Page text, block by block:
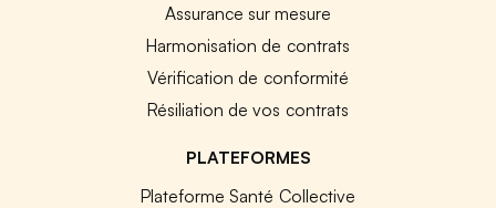
Assurance sur mesure
Harmonisation de contrats
Vérification de conformité
Résiliation de vos contrats
PLATEFORMES
Plateforme Santé Collective